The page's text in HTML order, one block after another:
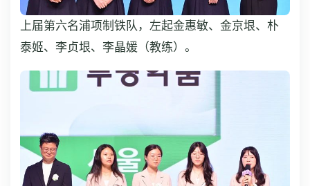
上届第六名浦项制铁队，左起金惠敏、金京垠、朴
泰姬、李贞垠、李晶媛（教练）。